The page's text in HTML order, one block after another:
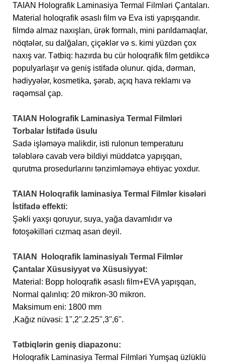
TAIAN Holografik Laminasiya Termal Filmləri Çantaları.
Material holoqrafik əsaslı film və Eva isti yapışqandır.
filmdə almaz naxışları, ürək formalı, mini parıldamaqlar,
nöqtələr, su dalğaları, çiçəklər və s. kimi yüzdən çox
naxış var. Tətbiq: hazırda bu cür holoqrafik film getdikcə
populyarlaşır və geniş istifadə olunur. qida, dərman,
hədiyyələr, kosmetika, şərab, açıq hava reklamı və
rəqəmsal çap.
TAIAN Holografik Laminasiya Termal Filmləri
Torbalar İstifadə üsulu
Sadə işləməyə malikdir, isti rulonun temperaturu
tələblərə cavab verə bildiyi müddətcə yapışqan,
qurutma prosedurlarını tənzimləməyə ehtiyac yoxdur.
TAIAN Holoqrafik laminasiya Termal Filmlər kisələri
İstifadə effekti:
Şəkli yaxşı qoruyur, suya, yağa davamlıdır və
fotoşəkilləri cızmaq asan deyil.
TAIAN Holoqrafik laminasiyalı Termal Filmlər
Çantalar Xüsusiyyət və Xüsusiyyət:
Material: Bopp holoqrafik əsaslı film+EVA yapışqan,
Normal qalınlıq: 20 mikron-30 mikron.
Maksimum eni: 1800 mm
,Kağız nüvəsi: 1'',2'',2.25'',3'',6''.
Tətbiqlərin geniş diapazonu:
Holoqrafik Laminasiya Termal Filmləri Yumşaq üzlüklü